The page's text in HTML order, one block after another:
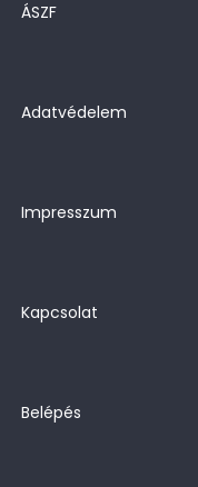
ÁSZF
Adatvédelem
Impresszum
Kapcsolat
Belépés